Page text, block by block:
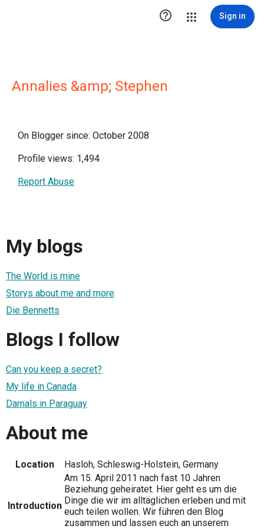
 Sign in
Annalies &amp; Stephen
On Blogger since: October 2008
Profile views: 1,494
Report Abuse
My blogs
The World is mine
Storys about me and more
Die Bennetts
Blogs I follow
Can you keep a secret?
My life in Canada
Damals in Paraguay
About me
Location Hasloh, Schleswig-Holstein, Germany
Introduction
Am 15. April 2011 nach fast 10 Jahren
Beziehung geheiratet. Hier geht es um die
Dinge die wir im alltäglichen erleben und mit
euch teilen wollen. Wir führen den Blog
zusammen und lassen euch an unserem